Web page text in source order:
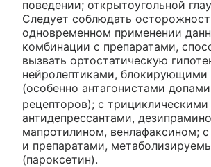
поведении; открытоугольной
Следует соблюдать
одновременном применении
комбинации с препаратами,
вызвать ортостатическую
нейролептиками, блокирующими
(особенно антагонистами
рецепторов); с трициклическими
антидепрессантами,
мапротилином, венлафаксином;
и препаратами,
(пароксетин).